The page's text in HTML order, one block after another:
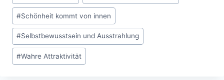
#Schönheit kommt von innen
#Selbstbewusstsein und Ausstrahlung
#Wahre Attraktivität